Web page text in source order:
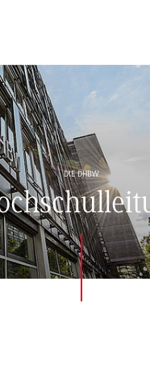
DIE DHBW